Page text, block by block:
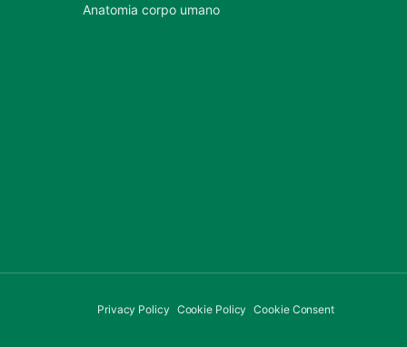
Anatomia corpo umano
Privacy Policy Cookie Policy Cookie Consent